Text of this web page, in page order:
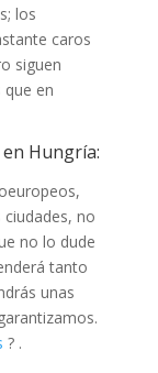
los
caros
siguen
que en
Hungría:
no
no lo dude
tanto
unas
? .